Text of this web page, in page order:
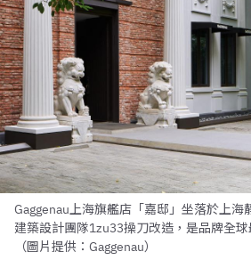
Gaggenau上海旗艦店「嘉邸」坐落於上海
建築設計團隊1zu33操刀改造，是品牌全球
（圖片提供：Gaggenau）